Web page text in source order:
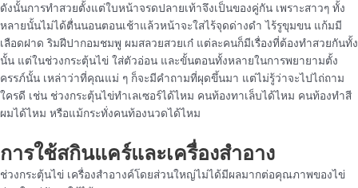
ดังนั้นการทำสวยตั้งแต่ใบหน้าจรดปลายเท้าจึงเป็นของคู่กัน เพราะสาวๆ ทั้ง
หลายนั้นไม่ได้ตื่นนอนตอนเช้าแล้วหน้าจะใสไร้จุดด่างดำ ไร้รูขุมขน แก้มมี
เลือดฝาด ริมฝีปากอมชมพู ผมสลวยสวยเก๋ แต่ละคนก็มีเรื่องที่ต้องทำสวยกันทั้ง
นั้น แต่ในช่วงกระตุ้นไข่ ใส่ตัวอ่อน และขั้นตอนทั้งหลายในการพยายามตั้ง
ครรภ์นั้น เหล่าว่าที่คุณแม่ ๆ ก็จะมีคำถามที่ผุดขึ้นมา แต่ไม่รู้ว่าจะไปไถ่ถาม
ใครดี เช่น ช่วงกระตุ้นไข่ทำเลเซอร์ได้ไหม คนท้องทาเล็บได้ไหม คนท้องทำสี
ผมได้ไหม หรือแม้กระทั่งคนท้องนวดได้ไหม
การใช้สกินแคร์และเครื่องสำอาง
ช่วงกระตุ้นไข่ เครื่องสำอางค์โดยส่วนใหญ่ไม่ได้มีผลมากต่อคุณภาพของไข่